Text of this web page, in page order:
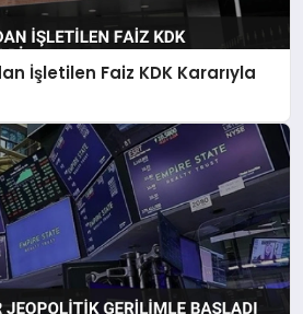
İşletilen Faiz KDK Kararıyla